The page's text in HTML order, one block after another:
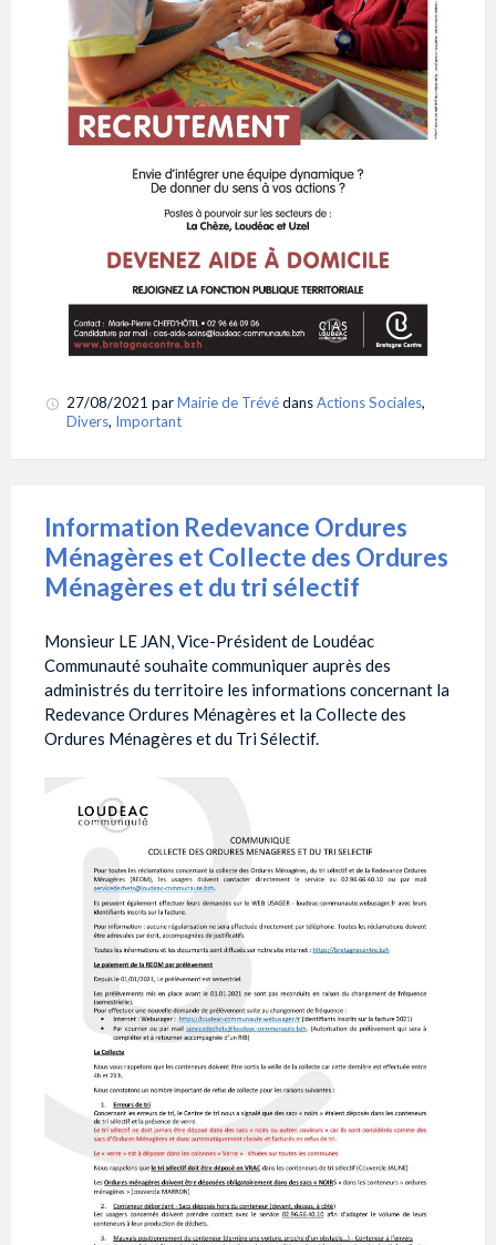
27/08/2021 parMairie de TrévédansActions Sociales,
Divers, Important
Information Redevance Ordures
Ménagères et Collecte des Ordures
Ménagères et du tri sélectif
Monsieur LE JAN, Vice-Président de Loudéac
Communauté souhaite communiquer auprès des
administrés du territoire les informations concernant la
Redevance Ordures Ménagères et la Collecte des
Ordures Ménagères et du Tri Sélectif.